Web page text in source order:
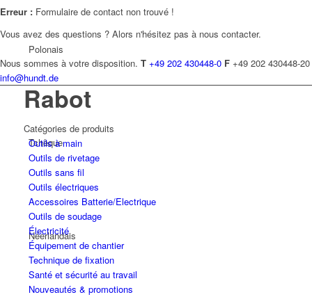
Polonais
Tchèque
Néerlandais
Erreur : Formulaire de contact non trouvé !
Vous avez des questions ? Alors n'hésitez pas à nous contacter.
Nous sommes à votre disposition. T +49 202 430448-0 F +49 202 430448-20
info@hundt.de
Rabot
Catégories de produits
Outils à main
Outils de rivetage
Outils sans fil
Outils électriques
Accessoires Batterie/Electrique
Outils de soudage
Électricité
Équipement de chantier
Technique de fixation
Santé et sécurité au travail
Nouveautés & promotions